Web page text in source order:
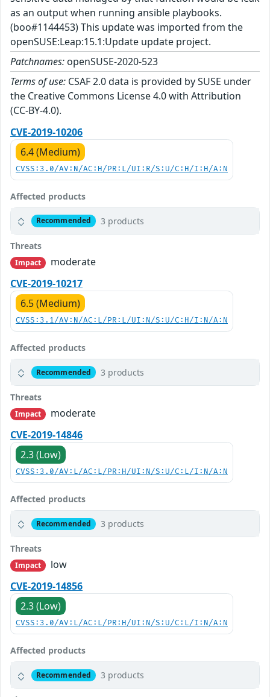
as an output when running ansible playbooks.
(boo#1144453) This update was imported from the
openSUSE:Leap:15.1:Update update project.
Patchnames: openSUSE-2020-523
Terms of use: CSAF 2.0 data is provided by SUSE under
the Creative Commons License 4.0 with Attribution
(CC-BY-4.0).
CVE-2019-10206
6.4 (Medium)
CVSS:3.0/AV:N/AC:H/PR:L/UI:R/S:U/C:H/I:H/A:N
Affected products
Recommended 3 products
Threats
Impact
moderate
CVE-2019-10217
6.5 (Medium)
CVSS:3.1/AV:N/AC:L/PR:L/UI:N/S:U/C:H/I:N/A:N
Affected products
Recommended 3 products
Threats
Impact
moderate
CVE-2019-14846
2.3 (Low)
CVSS:3.0/AV:L/AC:L/PR:H/UI:N/S:U/C:L/I:N/A:N
Affected products
Recommended 3 products
Threats
Impact
low
CVE-2019-14856
2.3 (Low)
CVSS:3.0/AV:L/AC:L/PR:H/UI:N/S:U/C:L/I:N/A:N
Affected products
Recommended 3 products